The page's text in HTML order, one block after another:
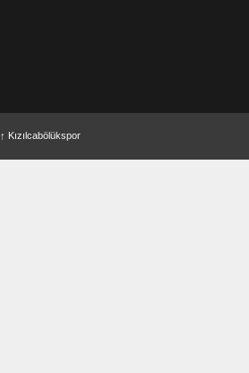
↑ Kızılcabölükspor